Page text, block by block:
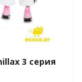
3 серия